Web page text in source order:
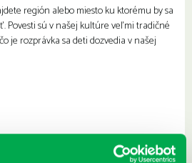
región alebo miesto ku ktorému by sa
Povesti sú v našej kultúre veľmi tradičné
je rozprávka sa deti dozvedia v našej